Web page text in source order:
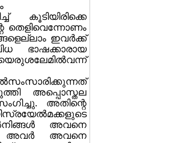
തെളിവെന്നോണം
ഇവര്‍ക്ക്
ഭാഷക്കാരായ
അപ്പൊസ്തല
അതിന്റെ
അവനെ
അവര്‍ അവനെ